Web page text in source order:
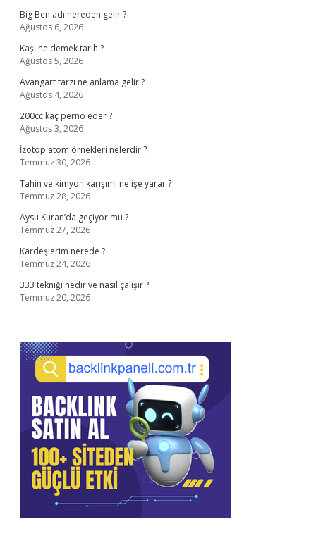
Big Ben adı nereden gelir ?
Ağustos 6, 2026
Kaşi ne demek tarih ?
Ağustos 5, 2026
Avangart tarzı ne anlama gelir ?
Ağustos 4, 2026
200cc kaç perno eder ?
Ağustos 3, 2026
İzotop atom örnekleri nelerdir ?
Temmuz 30, 2026
Tahin ve kimyon karışımı ne işe yarar ?
Temmuz 28, 2026
Aysu Kuran’da geçiyor mu ?
Temmuz 27, 2026
Kardeşlerim nerede ?
Temmuz 24, 2026
333 tekniği nedir ve nasıl çalışır ?
Temmuz 20, 2026